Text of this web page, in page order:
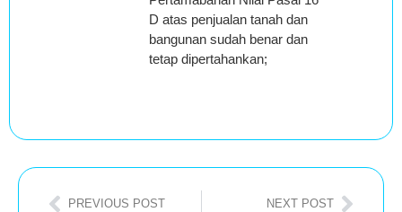
D atas penjualan tanah dan
bangunan sudah benar dan
tetap dipertahankan;
PREVIOUS POST NEXT POST